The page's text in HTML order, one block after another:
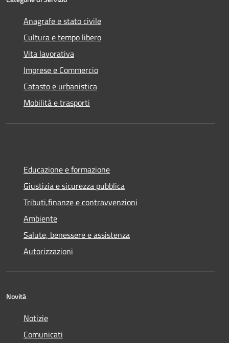
Anagrafe e stato civile
Cultura e tempo libero
Vita lavorativa
Imprese e Commercio
Catasto e urbanistica
Mobilità e trasporti
Educazione e formazione
Giustizia e sicurezza pubblica
Tributi,finanze e contravvenzioni
Ambiente
Salute, benessere e assistenza
Autorizzazioni
Novità
Notizie
Comunicati